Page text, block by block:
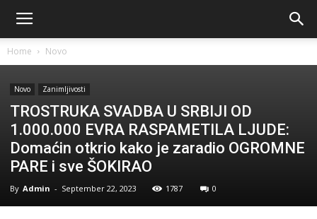
Home Novo
Novo Zanimljivosti
TROSTRUKA SVADBA U SRBIJI OD
1.000.000 EVRA RASPAMETILA LJUDE:
Domaćin otkrio kako je zaradio OGROMNE
PARE i sve ŠOKIRAO
By Admin - September 22, 2023 1787 0